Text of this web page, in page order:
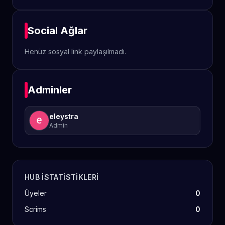
Social Ağlar
Henüz sosyal link paylaşılmadı.
Adminler
eleystra
Admin
HUB ISTATISTIKLERI
Üyeler
0
Scrims
0